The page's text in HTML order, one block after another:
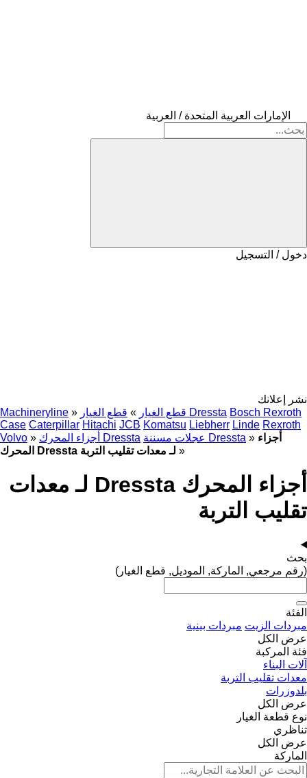
الإمارات العربية المتحدة / العربية
دخول / التسجيل
نشر إعلانك
Machineryline » قطع الغيار » قطع الغيار Dressta Bosch Rexroth
Case Caterpillar Hitachi JCB Komatsu Liebherr Linde Rexroth
Volvo » أجزاء المحرك Dressta عجلات مسننة Dressta » أجزاء
المحرك Dressta لـ معدات تقليب التربة »
أجزاء المحرك Dressta لـ معدات
تقليب التربة
بحث
(رقم مرجعي, الماركة, الموديل, قطع الغيار)
الفئة
مبردات الزيت مبردات بينية
عرض الكل
فئة المركبة
آلات البناء
معدات تقليب التربة
بلدوزرات
عرض الكل
نوع قطعة الغيار
تناظري
عرض الكل
الماركة